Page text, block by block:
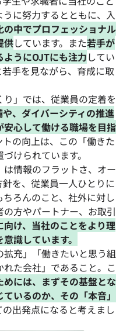
に努力するとともに、入
の中でプロフェッショナル
供しています。また若手が
うにOJTにも注力してい
手を見ながら、育成に取
」では、従業員の定着を
、ダイバーシティの推進
心して働ける職場を目指
の向上は、この「働きた
けられています。
情報のフラットさ、オー
を、従業員一人ひとりに
ろんのこと、社外に対し
方やパートナー、お取引
け、当社のことをより理
識しています。
充」「働きたいと思う組
た会社」であること。こ
には、まずその基盤とな
いるのか、その「本音」
の出発点になると考えまし